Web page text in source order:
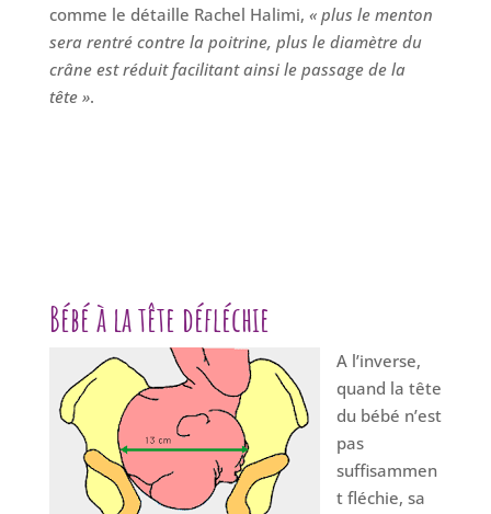
comme le détaille Rachel Halimi, « plus le menton
sera rentré contre la poitrine, plus le diamètre du
crâne est réduit facilitant ainsi le passage de la
tête ».
Bébé à la tête défléchie
A l’inverse,
quand la tête
du bébé n’est
pas
suffisammen
t fléchie, sa